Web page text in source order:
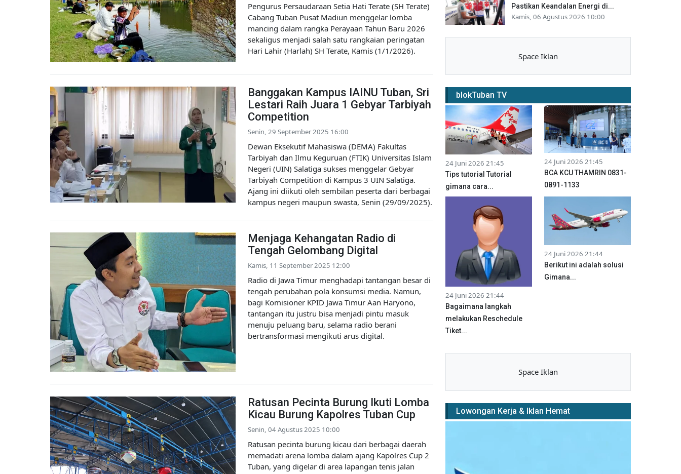
Pengurus Persaudaraan Setia Hati Terate (SH Terate)
Cabang Tuban Pusat Madiun menggelar lomba
mancing dalam rangka Perayaan Tahun Baru 2026
sekaligus menjadi salah satu rangkaian peringatan
Hari Lahir (Harlah) SH Terate, Kamis (1/1/2026).
Banggakan Kampus IAINU Tuban, Sri
Lestari Raih Juara 1 Gebyar Tarbiyah
Competition
Senin, 29 September 2025 16:00
Dewan Eksekutif Mahasiswa (DEMA) Fakultas
Tarbiyah dan Ilmu Keguruan (FTIK) Universitas Islam
Negeri (UIN) Salatiga sukses menggelar Gebyar
Tarbiyah Competition di Kampus 3 UIN Salatiga.
Ajang ini diikuti oleh sembilan peserta dari berbagai
kampus negeri maupun swasta, Senin (29/09/2025).
Menjaga Kehangatan Radio di
Tengah Gelombang Digital
Kamis, 11 September 2025 12:00
Radio di Jawa Timur menghadapi tantangan besar di
tengah perubahan pola konsumsi media. Namun,
bagi Komisioner KPID Jawa Timur Aan Haryono,
tantangan itu justru bisa menjadi pintu masuk
menuju peluang baru, selama radio berani
bertransformasi mengikuti arus digital.
Ratusan Pecinta Burung Ikuti Lomba
Kicau Burung Kapolres Tuban Cup
Senin, 04 Agustus 2025 10:00
Ratusan pecinta burung kicau dari berbagai daerah
memadati arena lomba dalam ajang Kapolres Cup 2
Tuban, yang digelar di area lapangan tenis jalan
Pastikan Keandalan Energi di...
Kamis, 06 Agustus 2026 10:00
Space Iklan
blokTuban TV
24 Juni 2026 21:45
Tips tutorial Tutorial
gimana cara...
24 Juni 2026 21:45
BCA KCU THAMRIN 0831-
0891-1133
24 Juni 2026 21:44
Bagaimana langkah
melakukan Reschedule
Tiket...
24 Juni 2026 21:44
Berikut ini adalah solusi
Gimana...
Space Iklan
Lowongan Kerja & Iklan Hemat